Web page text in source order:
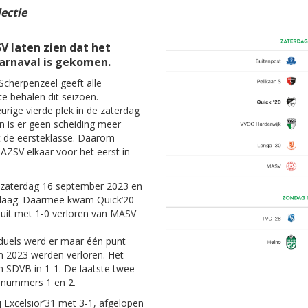
laten zien dat het
is gekomen.
geeft alle
behalen dit seizoen.
vierde plek in de zaterdag
is er geen scheiding meer
eersteklasse. Daarom
elkaar voor het eerst in
16 september 2023 en
Daarmee kwam Quick’20
met 1-0 verloren van MASV
werd er maar één punt
2023 werden verloren. Het
SDVB in 1-1. De laatste twee
1 en 2.
met 3-1, afgelopen